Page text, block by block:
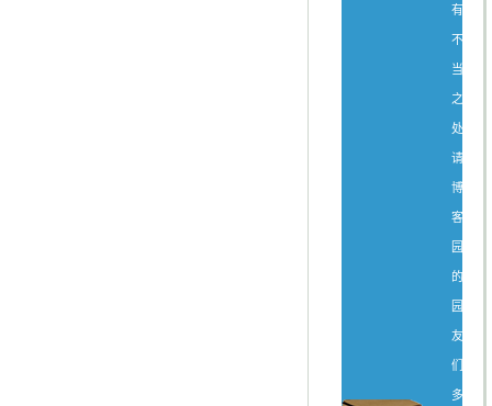
有
不
当
之
处，
请
博
客
园
的
园
友
们
多